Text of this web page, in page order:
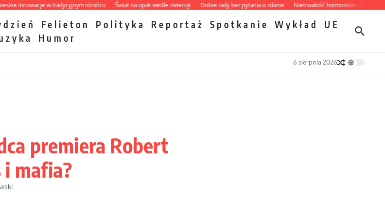
innowacje w tradycyjnym różańcu Świat na opak wedle zwierząt Dobre rady bez pytania o zdanie Nietrwałość hormonów i zalety intercyzy
Felieton Polityka Reportaż Spotkanie Wykład
UE
Humor
6 sierpnia 2026
premiera Robert
i mafia?